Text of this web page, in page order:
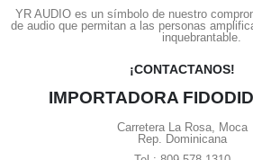
YR AUDIO es un símbolo de nuestro
de audio que permitan a las personas
inquebrantable.
¡CONTACTANOS!
IMPORTADORA
Carretera La Rosa, Moca
Rep. Dominicana